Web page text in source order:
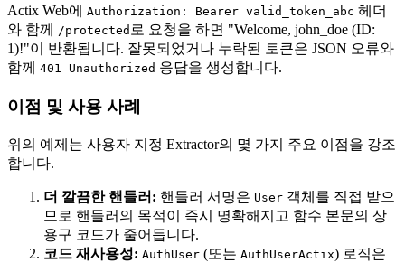
Actix Web에 Authorization: Bearer valid_token_abc 헤더
와 함께
/protected 로 요청을 하면 "Welcome, john_doe (ID:
1)!"이 반환됩니다. 잘못되었거나 누락된 토큰은 JSON 오류와
함께 401 Unauthorized 응답을 생성합니다.
이점 및 사용 사례
위의 예제는 사용자 지정 Extractor의 몇 가지 주요 이점을 강조
합니다.
더 깔끔한 핸들러: 핸들러 서명은 User 객체를 직접 받으
므로 핸들러의 목적이 즉시 명확해지고 함수 본문의 상
용구 코드가 줄어듭니다.
코드 재사용성: AuthUser (또는 AuthUserActix) 로직은